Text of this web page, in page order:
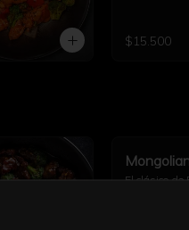
$15.500
El clásico de